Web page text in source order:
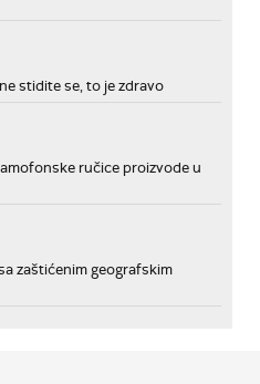
stidite se, to je zdravo
ručice proizvode u
zaštićenim geografskim